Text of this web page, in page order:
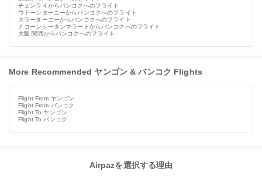
チェンライからバンコクへのフライト
ウドーンターニーからバンコクへのフライト
スラーターニーからバンコクへのフライト
ナコーンシータンマラートからバンコクへのフライト
大阪 関西からバンコクへのフライト
More Recommended ヤンゴン & バンコク Flights
Flight From ヤンゴン
Flight From バンコク
Flight To ヤンゴン
Flight To バンコク
Airpazを選択する理由